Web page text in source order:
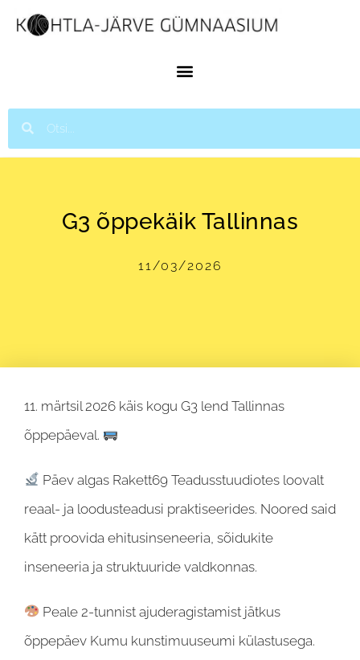
G3 õppekäik Tallinnas
11/03/2026
11. märtsil 2026 käis kogu G3 lend Tallinnas
õppepäeval.
Päev algas Rakett69 Teadusstuudiotes loovalt
reaal- ja loodusteadusi praktiseerides. Noored said
kätt proovida ehitusinseneeria, sõidukite
inseneeria ja struktuuride valdkonnas.
Peale 2-tunnist ajuderagistamist jätkus
õppepäev Kumu kunstimuuseumi külastusega.